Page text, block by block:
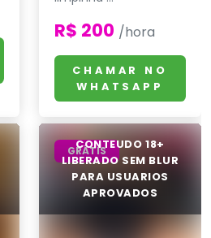
R$ 200 /hora
CHAMAR NO
WHATSAPP
GRÁTIS